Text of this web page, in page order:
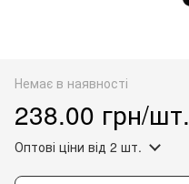
Немає в наявності
238.00 грн/шт.
Оптові ціни від 2 шт.